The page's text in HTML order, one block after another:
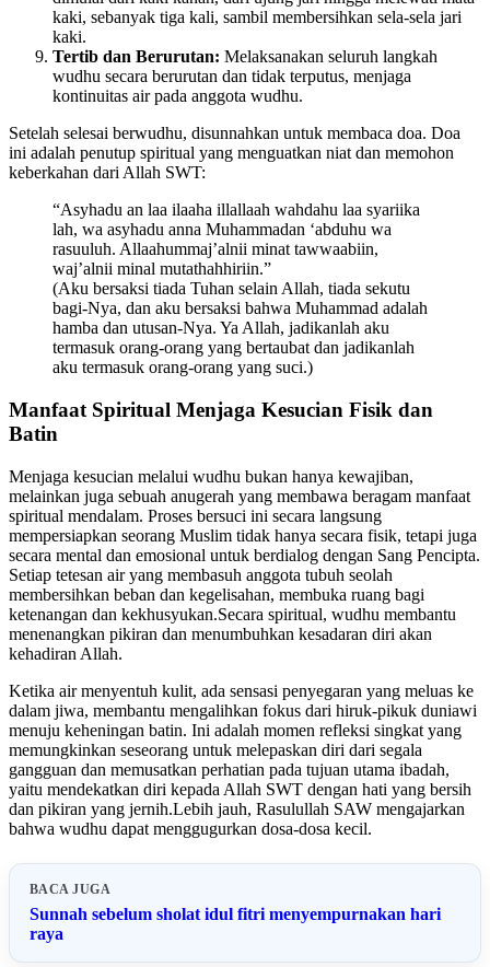
kaki, sebanyak tiga kali, sambil membersihkan sela-sela jari
kaki.
Tertib dan Berurutan: Melaksanakan seluruh langkah
wudhu secara berurutan dan tidak terputus, menjaga
kontinuitas air pada anggota wudhu.
Setelah selesai berwudhu, disunnahkan untuk membaca doa. Doa
ini adalah penutup spiritual yang menguatkan niat dan memohon
keberkahan dari Allah SWT:
“Asyhadu an laa ilaaha illallaah wahdahu laa syariika
lah, wa asyhadu anna Muhammadan ‘abduhu wa
rasuuluh. Allaahummaj’alnii minat tawwaabiin,
waj’alnii minal mutathahhiriin.”
(Aku bersaksi tiada Tuhan selain Allah, tiada sekutu
bagi-Nya, dan aku bersaksi bahwa Muhammad adalah
hamba dan utusan-Nya. Ya Allah, jadikanlah aku
termasuk orang-orang yang bertaubat dan jadikanlah
aku termasuk orang-orang yang suci.)
Manfaat Spiritual Menjaga Kesucian Fisik dan
Batin
Menjaga kesucian melalui wudhu bukan hanya kewajiban,
melainkan juga sebuah anugerah yang membawa beragam manfaat
spiritual mendalam. Proses bersuci ini secara langsung
mempersiapkan seorang Muslim tidak hanya secara fisik, tetapi juga
secara mental dan emosional untuk berdialog dengan Sang Pencipta.
Setiap tetesan air yang membasuh anggota tubuh seolah
membersihkan beban dan kegelisahan, membuka ruang bagi
ketenangan dan kekhusyukan.Secara spiritual, wudhu membantu
menenangkan pikiran dan menumbuhkan kesadaran diri akan
kehadiran Allah.
Ketika air menyentuh kulit, ada sensasi penyegaran yang meluas ke
dalam jiwa, membantu mengalihkan fokus dari hiruk-pikuk duniawi
menuju keheningan batin. Ini adalah momen refleksi singkat yang
memungkinkan seseorang untuk melepaskan diri dari segala
gangguan dan memusatkan perhatian pada tujuan utama ibadah,
yaitu mendekatkan diri kepada Allah SWT dengan hati yang bersih
dan pikiran yang jernih.Lebih jauh, Rasulullah SAW mengajarkan
bahwa wudhu dapat menggugurkan dosa-dosa kecil.
BACA JUGA
Sunnah sebelum sholat idul fitri menyempurnakan hari
raya